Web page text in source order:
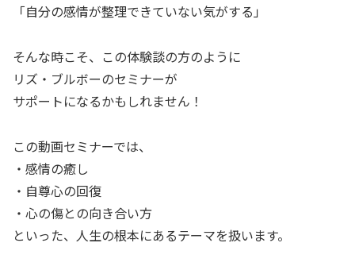
「自分の感情が整理できていない気がする」
そんな時こそ、この体験談の方のように
リズ・ブルボーのセミナーが
サポートになるかもしれません！
この動画セミナーでは、
・感情の癒し
・自尊心の回復
・心の傷との向き合い方
といった、人生の根本にあるテーマを扱います。